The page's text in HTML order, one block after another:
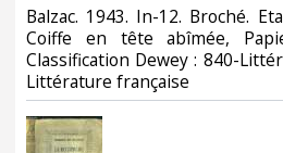
‎Balzac. 1943. In-12. Broché.
Coiffe en tête abîmée,
Classification Dewey : 840-
Littérature française‎